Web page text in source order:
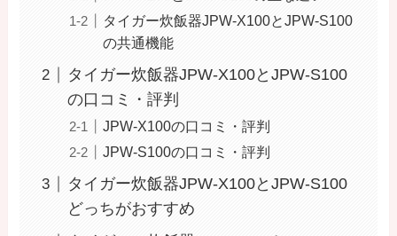
タイガー炊飯器JPW-X100とJPW-S100
の共通機能
タイガー炊飯器JPW-X100とJPW-S100
の口コミ・評判
JPW-X100の口コミ・評判
JPW-S100の口コミ・評判
タイガー炊飯器JPW-X100とJPW-S100
どっちがおすすめ